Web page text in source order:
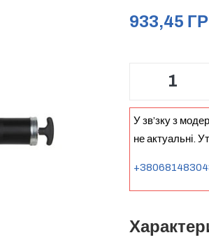
933,45
У зв’зку з
не актуальні.